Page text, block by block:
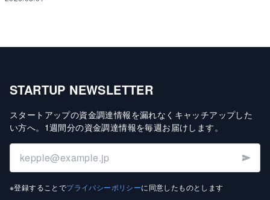
STARTUP NEWSLETTER
スタートアップの資金調達情報を漏れなくキャッチアップした
い方へ。 1週間分の資金調達情報を毎週お届けします 。
※登録することでプライバシーポリシーに同意したものとします